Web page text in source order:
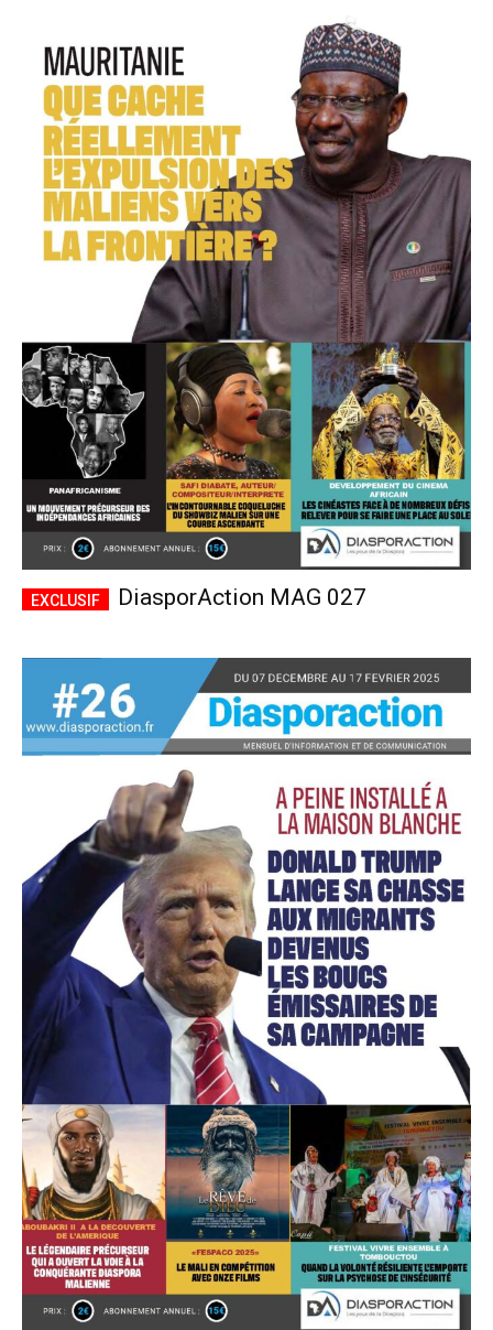
Plans d'abonnement
Accès gratuit
Gratuit /accès limité
Quelques articles
Annonces
Tous les articles
Le magazine
CHOISIR LE FORFAIT
DiasporAction MAG 027